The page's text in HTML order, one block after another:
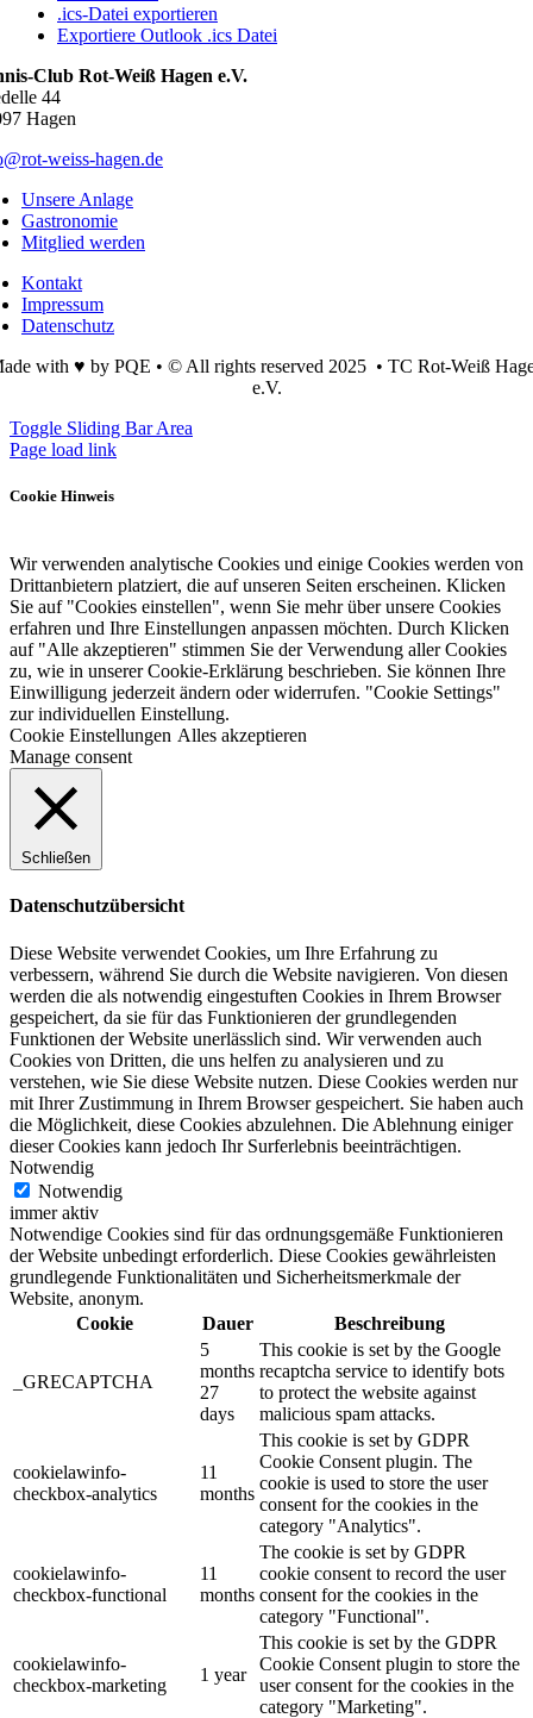
.ics-Datei exportieren
Exportiere Outlook .ics Datei
Club Rot-Weiß Hagen e.V.
44
Hagen
weiss-hagen.de
Unsere Anlage
Gastronomie
Mitglied werden
Kontakt
Impressum
Datenschutz
with ♥ by PQE • © All rights reserved 2025 • TC Rot-Weiß
e.V.
Toggle Sliding Bar Area
Page load link
Cookie Hinweis
Wir verwenden analytische Cookies und einige Cookies werden von
Drittanbietern platziert, die auf unseren Seiten erscheinen. Klicken
Sie auf "Cookies einstellen", wenn Sie mehr über unsere Cookies
erfahren und Ihre Einstellungen anpassen möchten. Durch Klicken
auf "Alle akzeptieren" stimmen Sie der Verwendung aller Cookies
zu, wie in unserer Cookie-Erklärung beschrieben. Sie können Ihre
Einwilligung jederzeit ändern oder widerrufen. "Cookie Settings"
zur individuellen Einstellung.
Cookie Einstellungen Alles akzeptieren
Manage consent
Schließen
Datenschutzübersicht
Diese Website verwendet Cookies, um Ihre Erfahrung zu
verbessern, während Sie durch die Website navigieren. Von diesen
werden die als notwendig eingestuften Cookies in Ihrem Browser
gespeichert, da sie für das Funktionieren der grundlegenden
Funktionen der Website unerlässlich sind. Wir verwenden auch
Cookies von Dritten, die uns helfen zu analysieren und zu
verstehen, wie Sie diese Website nutzen. Diese Cookies werden nur
mit Ihrer Zustimmung in Ihrem Browser gespeichert. Sie haben auch
die Möglichkeit, diese Cookies abzulehnen. Die Ablehnung einiger
dieser Cookies kann jedoch Ihr Surferlebnis beeinträchtigen.
Notwendig
Notwendig
immer aktiv
Notwendige Cookies sind für das ordnungsgemäße Funktionieren
der Website unbedingt erforderlich. Diese Cookies gewährleisten
grundlegende Funktionalitäten und Sicherheitsmerkmale der
Website, anonym.
Cookie
Dauer Beschreibung
_GRECAPTCHA
5
months
27
days
This cookie is set by the Google
recaptcha service to identify bots
to protect the website against
malicious spam attacks.
cookielawinfo-
checkbox-analytics
11
months
This cookie is set by GDPR
Cookie Consent plugin. The
cookie is used to store the user
consent for the cookies in the
category "Analytics".
cookielawinfo-
checkbox-functional
11
months
The cookie is set by GDPR
cookie consent to record the user
consent for the cookies in the
category "Functional".
cookielawinfo-
checkbox-marketing
1 year
This cookie is set by the GDPR
Cookie Consent plugin to store the
user consent for the cookies in the
category "Marketing".